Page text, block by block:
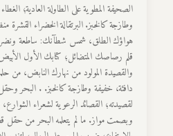
الصحيفة المطوية على الطاولة العادية؛
وطازجة كالخبز. البرتقالة الخضراء القشرة
هواؤك الطلق، شمس شطآنك: ساطعة
قلم رصاصك المتضائل؛ كتابك الأول
والقصيدة المولود من نهارك النابض، من
دافئة، خفيفة وطازجة كالخبز. . البحر
لقصيدته؛ القصائد الرعوية لشعراء الشوارع،
وبصمت مواز. ما لم يتعلمه البحر من حقل